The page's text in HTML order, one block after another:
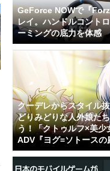
GeForce NOWで『
レイ。ハンドルコント
ーミングの底力を体感
クーデレからスタイル
どりみどりな人外娘た
う！「クトゥルフ×美少
ADV『ヨグ=ソトースの